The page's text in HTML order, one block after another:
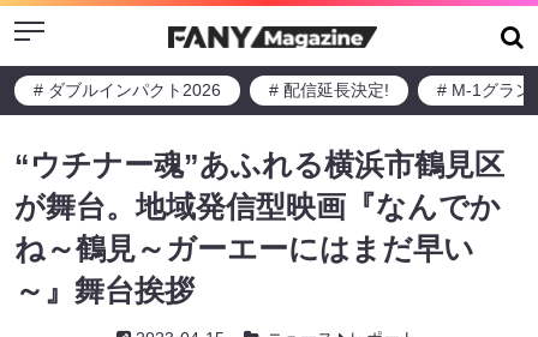
Menu
# ダブルインパクト2026 # 配信延長決定! # M-1グラン
“ウチナー魂”あふれる横浜市鶴見区
が舞台。地域発信型映画『なんでか
ね～鶴見～ガーエーにはまだ早い
～』舞台挨拶